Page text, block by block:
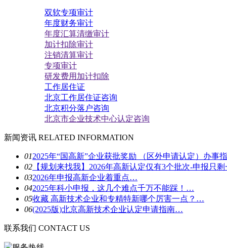
双软专项审计
年度财务审计
年度汇算清缴审计
加计扣除审计
注销清算审计
专项审计
研发费用加计扣除
工作居住证
北京工作居住证咨询
北京积分落户咨询
北京市企业技术中心认定咨询
新闻资讯 RELATED INFORMATION
012025年“国高新”企业获批奖励 （区外申请认定）办事
02 【规划来找我】2026年高新认定仅有3个批次-申报只
032026年申报高新企业着重点…
042025年科小申报，这几个难点千万不能踩！…
05收藏 高新技术企业和专精特新哪个厉害一点？…
06(2025版)北京高新技术企业认定申请指南…
联系我们 CONTACT US